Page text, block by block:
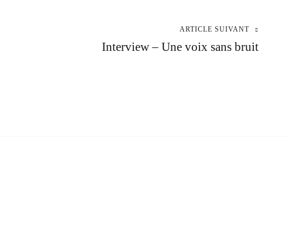
ARTICLE SUIVANT
Interview – Une voix sans bruit